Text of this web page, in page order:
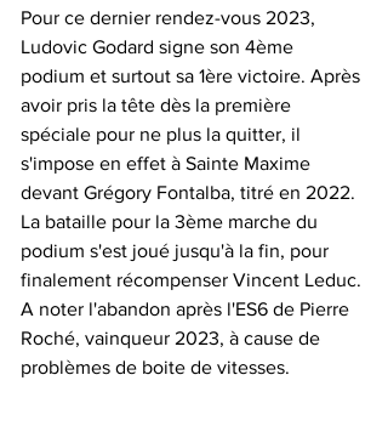
Pour ce dernier rendez-vous 2023,
Ludovic Godard signe son 4ème
podium et surtout sa 1ère victoire. Après
avoir pris la tête dès la première
spéciale pour ne plus la quitter, il
s'impose en effet à Sainte Maxime
devant Grégory Fontalba, titré en 2022.
La bataille pour la 3ème marche du
podium s'est joué jusqu'à la fin, pour
finalement récompenser Vincent Leduc.
A noter l'abandon après l'ES6 de Pierre
Roché, vainqueur 2023, à cause de
problèmes de boite de vitesses.